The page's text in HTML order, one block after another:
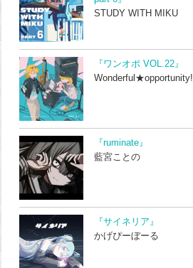
STUDY WITH MIKU
『ワンオポ VOL.22』
Wonderful★opportunity!
『ruminate』
藍宮ことの
『サイネリア』
かげぴーぼーる